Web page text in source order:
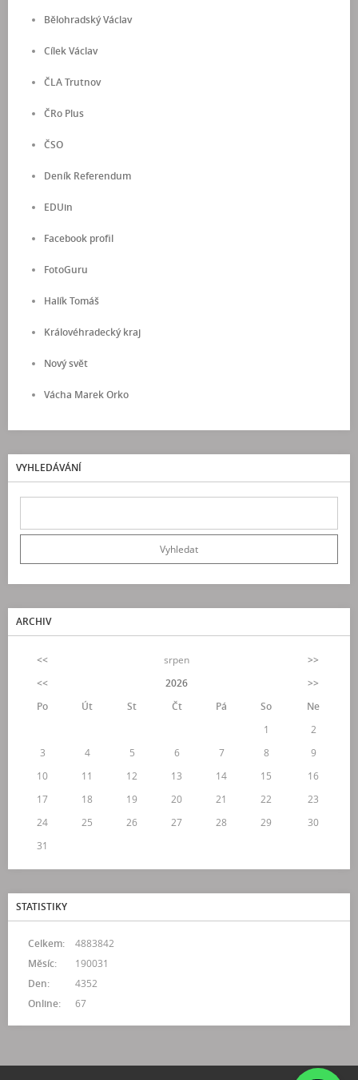
Bělohradský Václav
Cílek Václav
ČLA Trutnov
ČRo Plus
ČSO
Deník Referendum
EDUin
Facebook profil
FotoGuru
Halík Tomáš
Královéhradecký kraj
Nový svět
Vácha Marek Orko
VYHLEDÁVÁNÍ
ARCHIV
<< srpen
>>
<<
2026
>>
Po
Út St Čt Pá So
Ne
1
2
3
4 5 6 7 8
9
10
11 12 13 14 15
16
17
18 19 20 21 22
23
24
25 26 27 28 29
30
31
STATISTIKY
Online: 67
Celkem:
4883842
Měsíc:
190031
Den:
4352